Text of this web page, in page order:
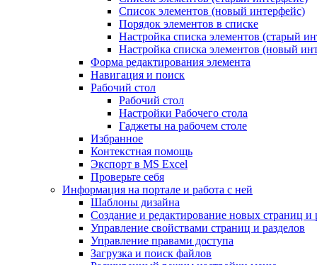
Список элементов (новый интерфейс)
Порядок элементов в списке
Настройка списка элементов (старый
Настройка списка элементов (новый
Форма редактирования элемента
Навигация и поиск
Рабочий стол
Рабочий стол
Настройки Рабочего стола
Гаджеты на рабочем столе
Избранное
Контекстная помощь
Экспорт в MS Excel
Проверьте себя
Информация на портале и работа с ней
Шаблоны дизайна
Создание и редактирование новых страниц и
Управление свойствами страниц и разделов
Управление правами доступа
Загрузка и поиск файлов